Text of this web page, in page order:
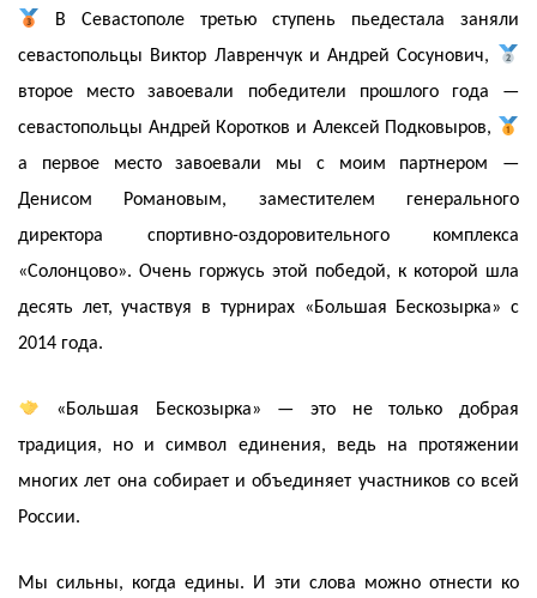
В Севастополе третью ступень пьедестала заняли
севастопольцы Виктор Лавренчук и Андрей Сосунович,
второе место завоевали победители прошлого года —
севастопольцы Андрей Коротков и Алексей Подковыров,
а первое место завоевали мы с моим партнером —
Денисом Романовым, заместителем генерального
директора спортивно-оздоровительного комплекса
«Солонцово». Очень горжусь этой победой, к которой шла
десять лет, участвуя в турнирах «Большая Бескозырка» с
2014 года.
«Большая Бескозырка» — это не только добрая
традиция, но и символ единения, ведь на протяжении
многих лет она собирает и объединяет участников со всей
России.
Мы сильны, когда едины. И эти слова можно отнести ко